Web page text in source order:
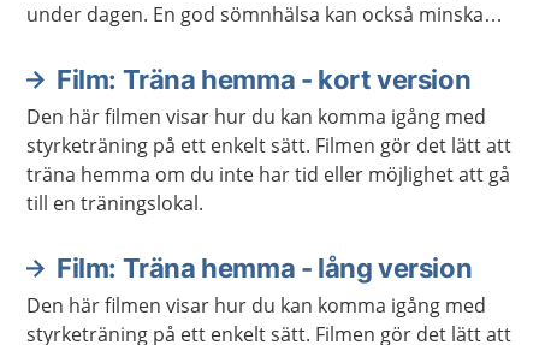
under dagen. En god sömnhälsa kan också minska
Film: Träna hemma - kort version
Den här filmen visar hur du kan komma igång med
styrketräning på ett enkelt sätt. Filmen gör det lätt att
träna hemma om du inte har tid eller möjlighet att gå
till en träningslokal.
Film: Träna hemma - lång version
Den här filmen visar hur du kan komma igång med
styrketräning på ett enkelt sätt. Filmen gör det lätt att